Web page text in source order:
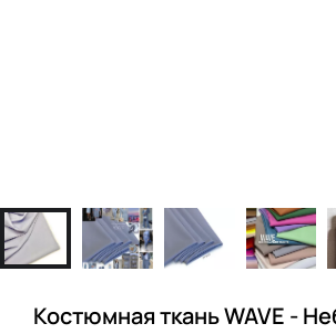
Костюмная ткань WAVE -